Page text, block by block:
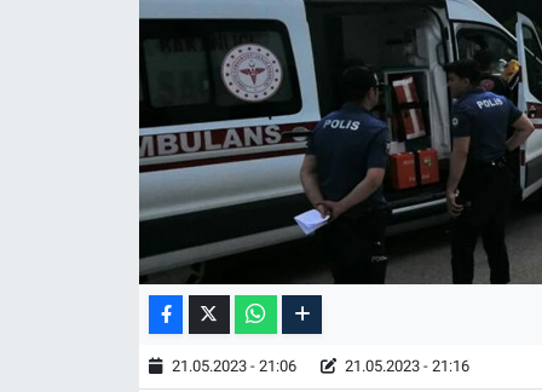
21.05.2023 - 21:06 21.05.2023 - 21:16